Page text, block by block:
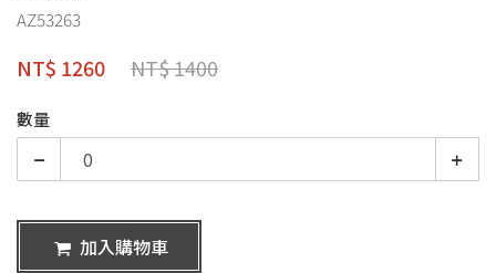
AZ53263
NT$ 1260 NT$ 1400
數量
加入購物車